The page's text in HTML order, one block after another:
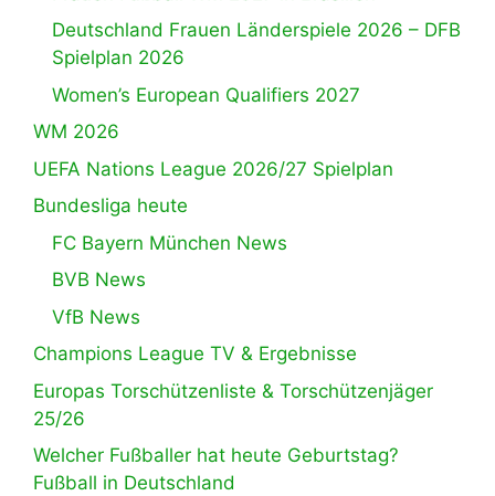
Deutschland Frauen Länderspiele 2026 – DFB
Spielplan 2026
Women’s European Qualifiers 2027
WM 2026
UEFA Nations League 2026/27 Spielplan
Bundesliga heute
FC Bayern München News
BVB News
VfB News
Champions League TV & Ergebnisse
Europas Torschützenliste & Torschützenjäger
25/26
Welcher Fußballer hat heute Geburtstag?
Fußball in Deutschland